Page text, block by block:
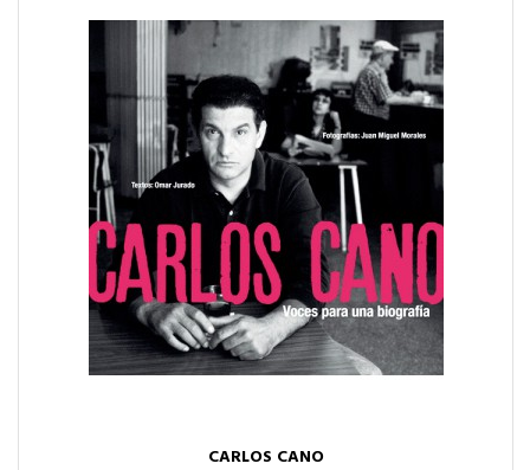
CARLOS CANO